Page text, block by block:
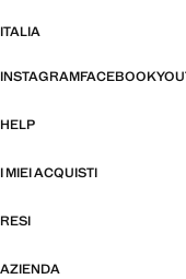
ITALIA
INSTAGRAMFACEBOOK
HELP
I MIEI ACQUISTI
RESI
AZIENDA